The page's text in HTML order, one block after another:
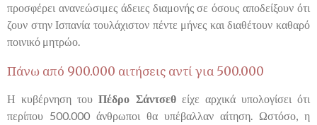
προσφέρει ανανεώσιμες άδειες διαμονής σε όσους αποδείξουν ότι
ζουν στην Ισπανία τουλάχιστον πέντε μήνες και διαθέτουν καθαρό
ποινικό μητρώο.
Πάνω από 900.000 αιτήσεις αντί για 500.000
Η κυβέρνηση τουΠέδρο Σάντσεθείχε αρχικά υπολογίσει ότι
περίπου 500.000 άνθρωποι θα υπέβαλλαν αίτηση. Ωστόσο, η